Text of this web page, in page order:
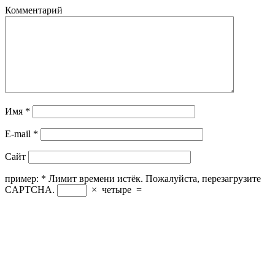
Комментарий
Имя *
E-mail *
Сайт
пример: * Лимит времени истёк. Пожалуйста, перезагрузите
CAPTCHA.
× четыре =